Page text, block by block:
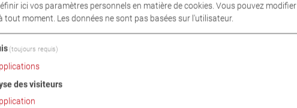
C_MINC 4.0
VP 220016
ici vos paramètres personnels en matière de cookies. Vous pouvez modifier
tout moment. Les données ne sont pas basées sur l'utilisateur.
(toujours requis)
des visiteurs